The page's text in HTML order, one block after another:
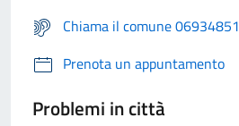
Chiama il comune 06934851
Prenota un appuntamento
Problemi in città